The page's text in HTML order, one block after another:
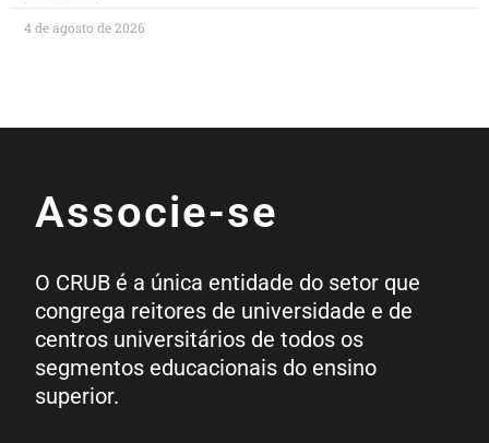
4 de agosto de 2026
Associe-se
O CRUB é a única entidade do setor que
congrega reitores de universidade e de
centros universitários de todos os
segmentos educacionais do ensino
superior.